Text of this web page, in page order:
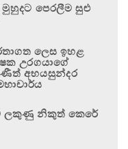
පෙරලීම සුළු
ලෙස ඉහළ
උරගයාගේ
අභයසුන්දර
ලකුණු නිකුත් කෙරේ